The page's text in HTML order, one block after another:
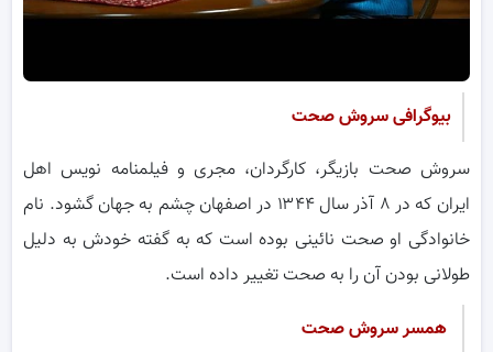
بیوگرافی سروش صحت
سروش صحت بازیگر، کارگردان، مجری و فیلمنامه نویس اهل
ایران که در ۸ آذر سال ۱۳۴۴ در اصفهان چشم به جهان گشود. نام
خانوادگی او صحت نائینی بوده است که به گفته خودش به دلیل
طولانی بودن آن را به صحت تغییر داده است.
همسر سروش صحت